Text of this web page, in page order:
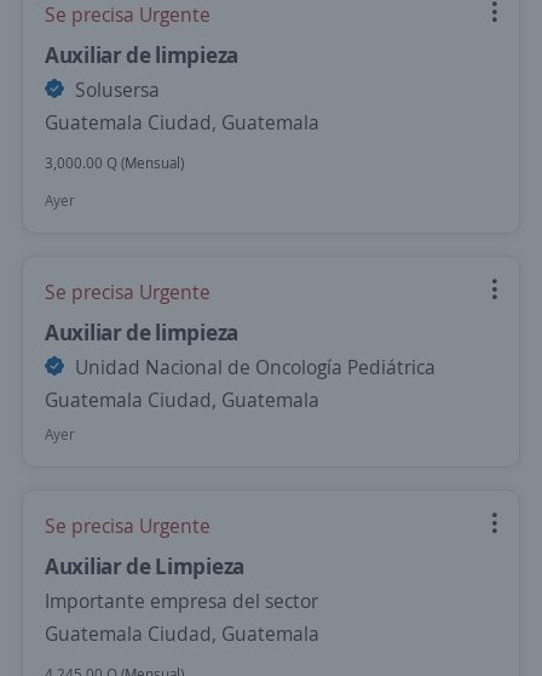
Se precisa Urgente
Auxiliar de limpieza
Solusersa
Guatemala Ciudad, Guatemala
3,000.00 Q (Mensual)
Ayer
Se precisa Urgente
Auxiliar de limpieza
Unidad Nacional de Oncología Pediátrica
Guatemala Ciudad, Guatemala
Ayer
Se precisa Urgente
Auxiliar de Limpieza
Importante empresa del sector
Guatemala Ciudad, Guatemala